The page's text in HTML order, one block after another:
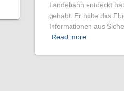
Landebahn entdeckt
gehabt. Er holte das
Informationen aus
Read more